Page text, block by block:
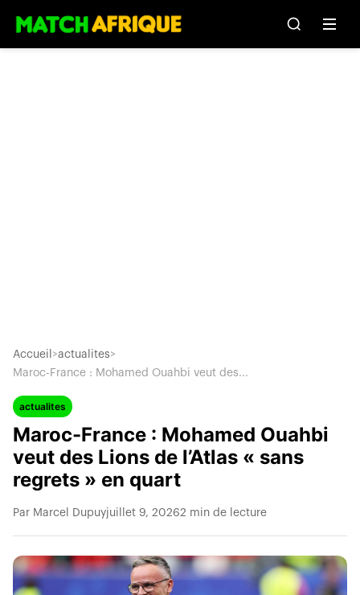
Accueil >actualites>
Maroc-France : Mohamed Ouahbi veut des...
actualites
Maroc-France : Mohamed Ouahbi
veut des Lions de l’Atlas « sans
regrets » en quart
Par Marcel Dupuyjuillet 9, 20262 min de lecture